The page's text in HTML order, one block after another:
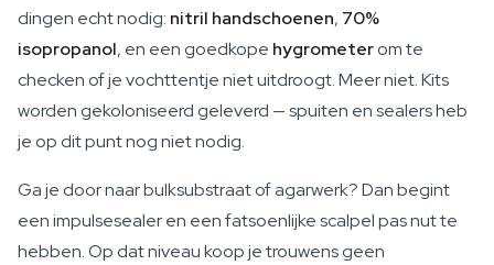
dingen echt nodig: nitril handschoenen, 70%
isopropanol, en een goedkope hygrometerom te
checken of je vochttentje niet uitdroogt. Meer niet. Kits
worden gekoloniseerd geleverd — spuiten en sealers heb
je op dit punt nog niet nodig.
Ga je door naar bulksubstraat of agarwerk? Dan begint
een impulsesealer en een fatsoenlijke scalpel pas nut te
hebben. Op dat niveau koop je trouwens geen